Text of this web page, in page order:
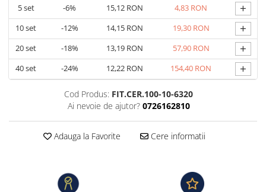
5set -6% 15,12 RON 4,83 RON +
10set -12% 14,15 RON 19,30 RON +
20set -18% 13,19 RON 57,90 RON +
40set -24% 12,22 RON 154,40 RON +
Cod Produs: FIT.CER.100-10-6320
Ai nevoie de ajutor? 0726162810
Adauga la Favorite Cere informatii